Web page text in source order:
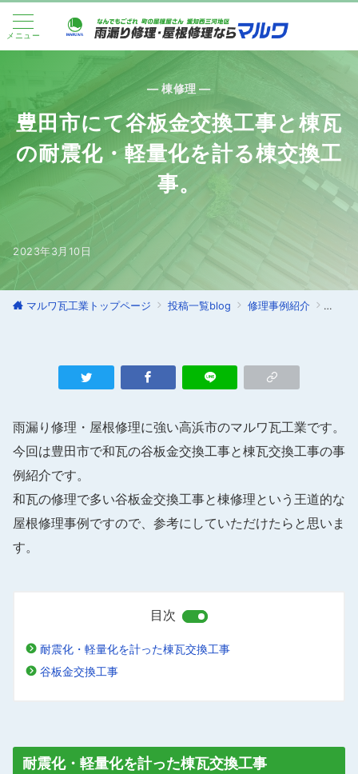
メニュー
— 棟修理 —
豊田市にて谷板金交換工事と棟瓦
の耐震化・軽量化を計る棟交換工
事。
2023年3月10日
マルワ瓦工業トップページ 投稿一覧blog 修理事例紹介 棟修理
雨漏り修理・屋根修理に強い高浜市のマルワ瓦工業です。
今回は豊田市で和瓦の谷板金交換工事と棟瓦交換工事の事
例紹介です。
和瓦の修理で多い谷板金交換工事と棟修理という王道的な
屋根修理事例ですので、参考にしていただけたらと思いま
す。
目次
耐震化・軽量化を計った棟瓦交換工事
谷板金交換工事
耐震化・軽量化を計った棟瓦交換工事